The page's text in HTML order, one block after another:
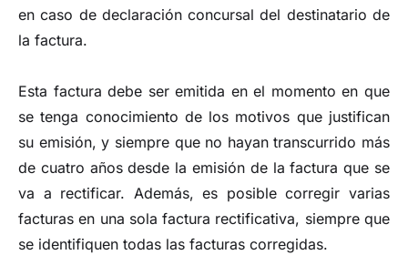
en caso de declaración concursal del destinatario de
la factura.
Esta factura debe ser emitida en el momento en que
se tenga conocimiento de los motivos que justifican
su emisión, y siempre que no hayan transcurrido más
de cuatro años desde la emisión de la factura que se
va a rectificar. Además, es posible corregir varias
facturas en una sola factura rectificativa, siempre que
se identifiquen todas las facturas corregidas.